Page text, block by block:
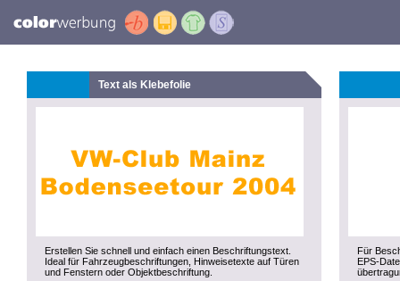
Text als Klebefolie
Erstellen Sie schnell und einfach einen Beschriftungstext.
Ideal für Fahrzeugbeschriftungen, Hinweisetexte auf Türen
und Fenstern oder Objektbeschriftung.
Für
EPS-